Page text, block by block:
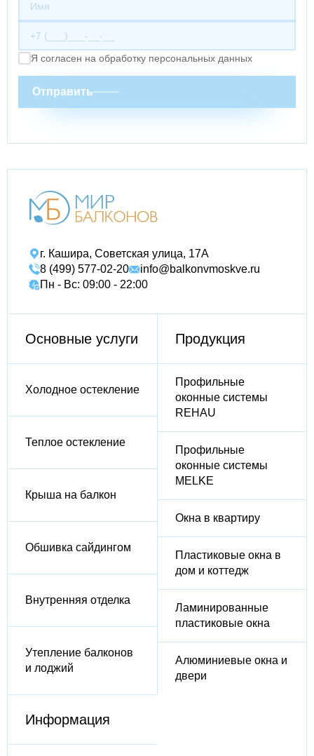
Я согласен на обработку персональных данных
Отправить
г. Кашира, Советская улица, 17А
8 (499) 577-02-20
info@balkonvmoskve.ru
Пн - Вс: 09:00 - 22:00
Основные услуги
Холодное остекление
Теплое остекление
Крыша на балкон
Обшивка сайдингом
Внутренняя отделка
Утепление балконов
и лоджий
Продукция
Профильные
оконные системы
REHAU
Профильные
оконные системы
MELKE
Окна в квартиру
Пластиковые окна в
дом и коттедж
Ламинированные
пластиковые окна
Алюминиевые окна и
двери
Информация